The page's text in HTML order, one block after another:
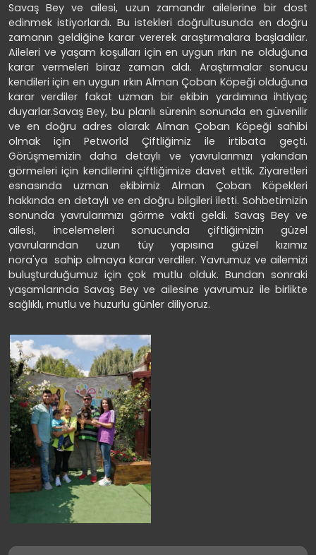
Savaş Bey ve ailesi, uzun zamandır ailelerine bir dost
edinmek istiyorlardı. Bu istekleri doğrultusunda en doğru
zamanın geldiğine karar vererek araştırmalara başladılar.
Aileleri ve yaşam koşulları için en uygun ırkın ne olduğuna
karar vermeleri biraz zaman aldı. Araştırmalar sonucu
kendileri için en uygun ırkın Alman Çoban Köpeği olduğuna
karar verdiler fakat uzman bir ekibin yardımına ihtiyaç
duyarlar.Savaş Bey, bu planlı sürenin sonunda en güvenilir
ve en doğru adres olarak Alman Çoban Köpeği sahibi
olmak için Petworld Çiftliğimiz ile irtibata geçti.
Görüşmemizin daha detaylı ve yavrularımızı yakından
görmeleri için kendilerini çiftliğimize davet ettik. Ziyaretleri
esnasında uzman ekibimiz Alman Çoban Köpekleri
hakkında en detaylı ve en doğru bilgileri iletti. Sohbetimizin
sonunda yavrularımızı görme vakti geldi. Savaş Bey ve
ailesi, incelemeleri sonucunda çiftliğimizin güzel
yavrularından uzun tüy yapısına güzel kızımız
nora'ya sahip olmaya karar verdiler. Yavrumuz ve ailemizi
buluşturduğumuz için çok mutlu olduk. Bundan sonraki
yaşamlarında Savaş Bey ve ailesine yavrumuz ile birlikte
sağlıklı, mutlu ve huzurlu günler diliyoruz.